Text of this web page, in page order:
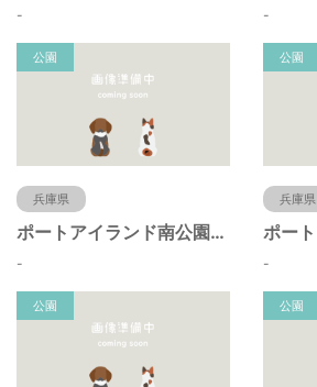
- -
公園
兵庫県
ポートアイランド南公園（兵庫県神戸市）
-
公園
兵庫県
-
公園 公園